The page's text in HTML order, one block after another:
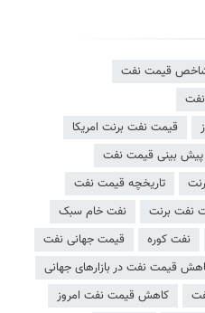
قیمت نفت
قیمت نفت برنت امریکا
پیش بینی قیمت نفت
تاریخچه قیمت نفت
نفت برنت
نفت خام سبک
نفت کوره
قیمت جهانی نفت
قیمت نفت در بازارهای جهانی
کاهش قیمت نفت امروز